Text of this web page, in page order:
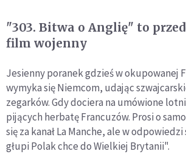
"303. Bitwa o Anglię" to
film wojenny
Jesienny poranek gdzieś w okupowanej
wymyka się Niemcom, udając
zegarków. Gdy dociera na umówione
pijących herbatę Francuzów. Prosi o
się za kanał La Manche, ale w
głupi Polak chce do Wielkiej Brytanii".